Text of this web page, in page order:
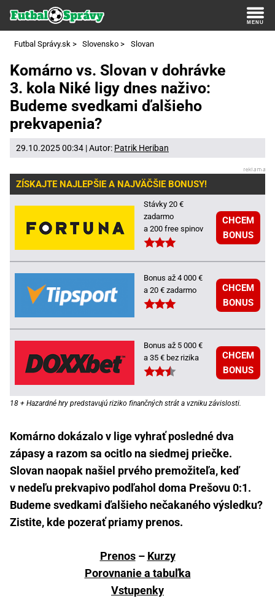
Futbal Správy.sk > Slovensko > Slovan
Komárno vs. Slovan v dohrávke
3. kola Niké ligy dnes naživo:
Budeme svedkami ďalšieho
prekvapenia?
29.10.2025 00:34 | Autor: Patrik Heriban
ZÍSKAJTE NAJLEPŠIE A NAJVÄČŠIE BONUSY!
Stávky 20 €
zadarmo
a 200 free spinov
CHCEM
BONUS
Bonus až 4 000 €
a 20 € zadarmo
CHCEM
BONUS
Bonus až 5 000 €
a 35 € bez rizika
CHCEM
BONUS
18 + Hazardné hry predstavujú riziko finančných strát a vzniku závislosti.
Komárno dokázalo v lige vyhrať posledné dva
zápasy a razom sa ocitlo na siedmej priečke.
Slovan naopak našiel prvého premožiteľa, keď
v nedeľu prekvapivo podľahol doma Prešovu 0:1.
Budeme svedkami ďalšieho nečakaného výsledku?
Zistite, kde pozerať priamy prenos.
Prenos– Kurzy
Porovnanie a tabuľka
Vstupenky